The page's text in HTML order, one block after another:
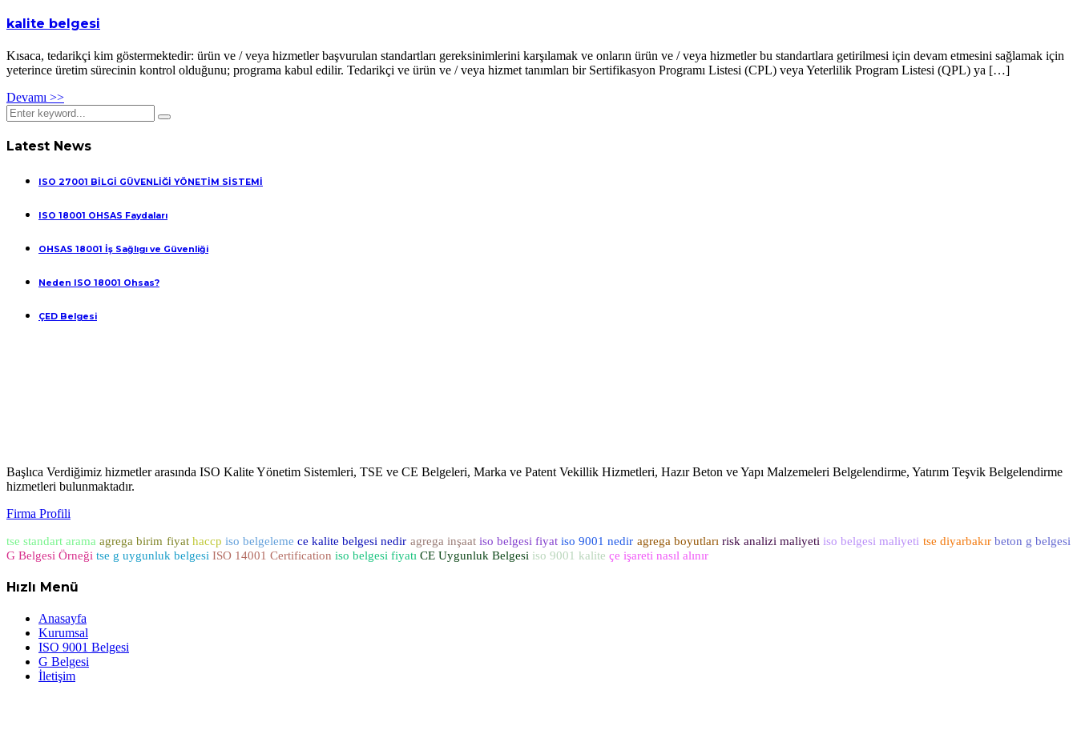
kalite belgesi
Kısaca, tedarikçi kim göstermektedir: ürün ve / veya hizmetler başvurulan standartları gereksinimlerini karşılamak ve onların ürün ve / veya hizmetler bu standartlara getirilmesi için devam etmesini sağlamak için
yeterince üretim sürecinin kontrol olduğunu; programa kabul edilir. Tedarikçi ve ürün ve / veya hizmet tanımları bir Sertifikasyon Programı Listesi (CPL) veya Yeterlilik Program Listesi (QPL) ya […]
Devamı >>
Latest News
ISO 27001 BİLGİ GÜVENLİĞİ YÖNETİM SİSTEMİ
ISO 18001 OHSAS Faydaları
OHSAS 18001 İş Sağlıgı ve Güvenliği
Neden ISO 18001 Ohsas?
ÇED Belgesi
Başlıca Verdiğimiz hizmetler arasında ISO Kalite Yönetim Sistemleri, TSE ve CE Belgeleri, Marka ve Patent Vekillik Hizmetleri, Hazır Beton ve Yapı Malzemeleri Belgelendirme, Yatırım Teşvik Belgelendirme
hizmetleri bulunmaktadır.
Firma Profili
tse standart arama agrega birim fiyat haccp iso belgeleme ce kalite belgesi nedir agrega inşaat iso belgesi fiyat iso 9001 nedir agrega boyutları risk analizi maliyeti iso belgesi maliyeti tse diyarbakır beton g belgesi
G Belgesi Örneği tse g uygunluk belgesi ISO 14001 Certification iso belgesi fiyatı CE Uygunluk Belgesi iso 9001 kalite çe işareti nasıl alınır
Hızlı Menü
Anasayfa
Kurumsal
ISO 9001 Belgesi
G Belgesi
İletişim